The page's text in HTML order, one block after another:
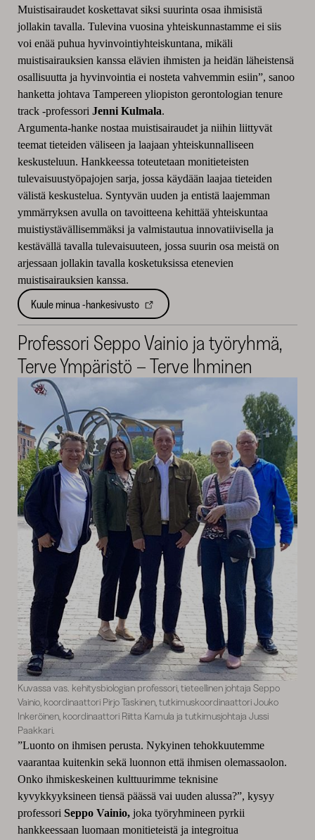
Muistisairaudet koskettavat siksi suurinta osaa ihmisistä
jollakin tavalla. Tulevina vuosina yhteiskunnastamme ei siis
voi enää puhua hyvinvointiyhteiskuntana, mikäli
muistisairauksien kanssa elävien ihmisten ja heidän läheistensä
osallisuutta ja hyvinvointia ei nosteta vahvemmin esiin”, sanoo
hanketta johtava Tampereen yliopiston gerontologian tenure
track -professori Jenni Kulmala.
Argumenta-hanke nostaa muistisairaudet ja niihin liittyvät
teemat tieteiden väliseen ja laajaan yhteiskunnalliseen
keskusteluun. Hankkeessa toteutetaan monitieteisten
tulevaisuustyöpajojen sarja, jossa käydään laajaa tieteiden
välistä keskustelua. Syntyvän uuden ja entistä laajemman
ymmärryksen avulla on tavoitteena kehittää yhteiskuntaa
muistiystävällisemmäksi ja valmistautua innovatiivisella ja
kestävällä tavalla tulevaisuuteen, jossa suurin osa meistä on
arjessaan jollakin tavalla kosketuksissa etenevien
muistisairauksien kanssa.
Kuule minua -hankesivusto
Professori Seppo Vainio ja työryhmä,
Terve Ympäristö – Terve Ihminen
Kuvassa vas. kehitysbiologian professori, tieteellinen johtaja Seppo
Vainio, koordinaattori Pirjo Taskinen, tutkimuskoordinaattori Jouko
Inkeröinen, koordinaattori Riitta Kamula ja tutkimusjohtaja Jussi
Paakkari.
”Luonto on ihmisen perusta. Nykyinen tehokkuutemme
vaarantaa kuitenkin sekä luonnon että ihmisen olemassaolon.
Onko ihmiskeskeinen kulttuurimme teknisine
kyvykkyyksineen tiensä päässä vai uuden alussa?”, kysyy
professori Seppo Vainio,joka työryhmineen pyrkii
hankkeessaan luomaan monitieteistä ja integroitua